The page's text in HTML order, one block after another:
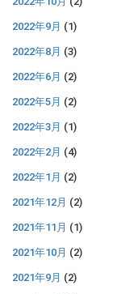
2022年9月 (1)
2022年8月 (3)
2022年6月 (2)
2022年5月 (2)
2022年3月 (1)
2022年2月 (4)
2022年1月 (2)
2021年12月 (2)
2021年11月 (1)
2021年10月 (2)
2021年9月 (2)